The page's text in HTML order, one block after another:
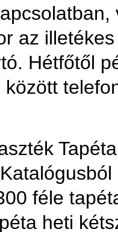
az
Hétfőtől
féle
heti